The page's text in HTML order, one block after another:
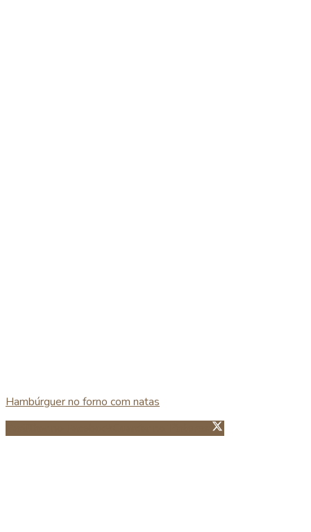
Hambúrguer no forno com natas
Guardar no Pinterest